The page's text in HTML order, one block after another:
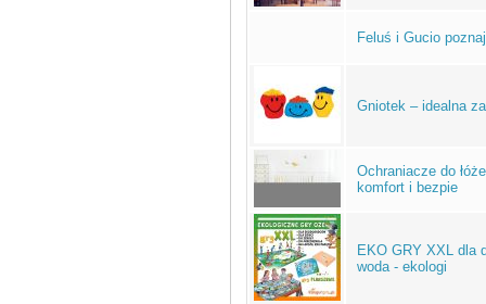
Feluś i Gucio
Gniotek – idealna
Ochraniacze do
komfort i bezpie
EKO GRY XXL dla
woda - ekologi